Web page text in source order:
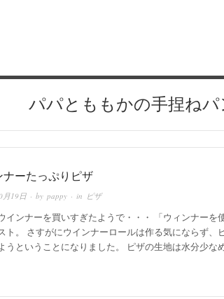
パパとももかの手捏ね
ナーたっぷりピザ
月19日 · by pappy · in ピザ
インナーを買いすぎたようで・・・ 「ウィンナーを
ト。 さすがにウインナーロールは作る気にならず、
うということになりました。 ピザの生地は水分少な